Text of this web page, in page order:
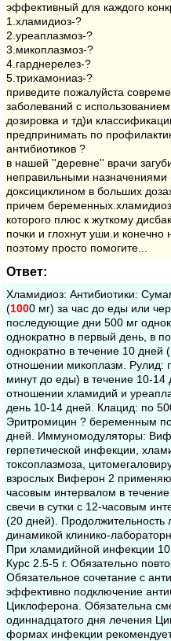
эффективный для каждого
1.хламидиоз-?
2.уреаплазмоз-?
3.микоплазмоз-?
4.гарднерелез-?
5.трихамониаз-?
приведите пожалуйста
заболеваний с
дозировка и тд)и
предпринимать по
антибиотиков ?
в нашей ''деревне'' врачи
неправильными
доксициклином в больших
причем
которого плюс к жуткому
почки и глохнут уши.и конечно
поэтому просто помогите...
Ответ:
Хламидиоз: Антибиотики:
(1000 мг) за час до еды или
последующие дни 500 мг
однократно в первый день, в
однократно в течение 10 дней
отношении микоплазм. Рулид:
минут до еды) в течение 10-14
отношении хламидий и
день 10-14 дней. Клацид: по
Эритромицин ? беременным
дней. Иммуномодуляторы:
герпетической инфекции,
токсоплазмоза,
взрослых Виферон 2
часовым интервалом в
свечи в сутки с 12-часовым
(20 дней). Продолжительность
динамикой клинико-
При хламидийной инфекции
Курс 2.5-5 г. Обязательно
Обязательное сочетание с
эффективно подключение
Циклоферона. Обязательна
одиннадцатого дня лечения
формах инфекции